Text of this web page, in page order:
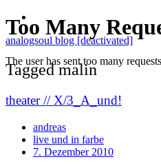
analogsoul blog [deactivated]
Tagged malin
theater // X/3_A_und!
andreas
live und in farbe
7. Dezember 2010